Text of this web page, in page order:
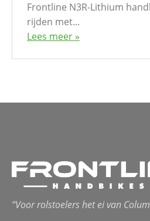
Frontline N3R-Lithium
rijden met...
Lees meer »
“Voor rolstoelers het ei van